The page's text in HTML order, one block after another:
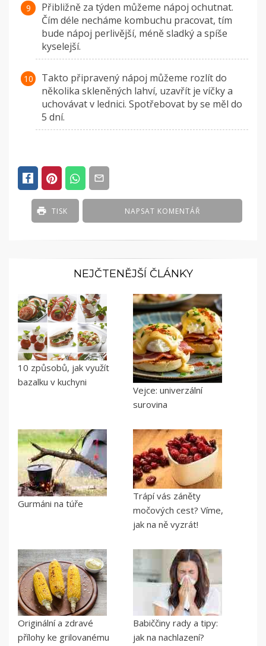
Přibližně za týden můžeme nápoj ochutnat.
Čím déle necháme kombuchu pracovat, tím
bude nápoj perlivější, méně sladký a spíše
kyselejší.
Takto připravený nápoj můžeme rozlít do
několika skleněných lahví, uzavřít je víčky a
uchovávat v lednici. Spotřebovat by se měl do
5 dní.
NAPSAT KOMENTÁŘ
TISK
NEJČTENĚJŠÍ ČLÁNKY
10 způsobů, jak využít
bazalku v kuchyni
Vejce: univerzální
surovina
Gurmáni na túře
Trápí vás záněty
močových cest? Víme,
jak na ně vyzrát!
Originální a zdravé
přílohy ke grilovanému
Babiččiny rady a tipy:
jak na nachlazení?